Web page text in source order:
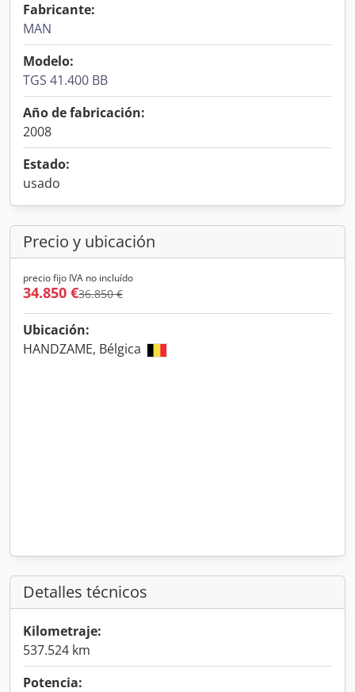
Fabricante:
MAN
Modelo:
TGS 41.400 BB
Año de fabricación:
2008
Estado:
usado
Precio y ubicación
precio fijo IVA no incluído
34.850 €36.850 €
Ubicación:
HANDZAME, Bélgica
Detalles técnicos
Kilometraje:
537.524 km
Potencia: